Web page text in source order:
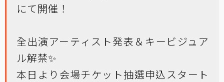
にて開催！
全出演アーティスト発表＆キービジュア
ル解禁✨
本日より会場チケット抽選申込スタート